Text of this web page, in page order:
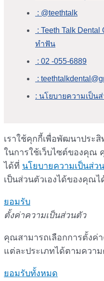
: @teethtalk
: Teeth Talk
ทำฟัน
: 02 -055-6889
:
: นโยบายความเป็น
เราใช้คุกกี้เพื่อพัฒนาประ
ในการใช้เว็บไซต์ของคุณ
ได้ที่ นโยบายความเป็นส่ว
เป็นส่วนตัวเองได้ของคุณไ
ยอมรับ
ตั้งค่าความเป็นส่วนตัว
คุณสามารถเลือกการตั้งค่
แต่ละประเภทได้ตามควา
ยอมรับทั้งหมด